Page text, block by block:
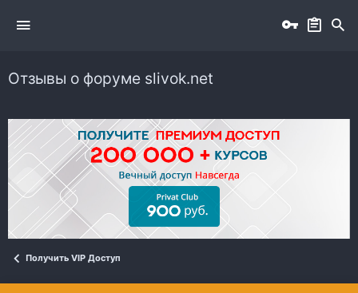
Отзывы о форуме slivok.net
Получить VIP Доступ